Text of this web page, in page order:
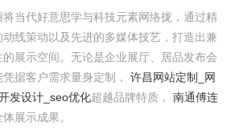
当代好意思学与科技元素网络拢，通过精
线策动以及先进的多媒体技艺，打造出兼
展示空间。无论是企业展厅、居品发布会
据客户需求量身定制， 许昌网站定制_网
发设计_seo优化超越品牌特质， 南通傅连
展示成果。